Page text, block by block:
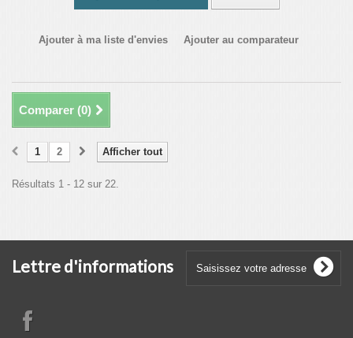
Ajouter à ma liste d'envies Ajouter au comparateur
Comparer (0)
Afficher tout
1 2
Résultats 1 - 12 sur 22.
Lettre d'informations